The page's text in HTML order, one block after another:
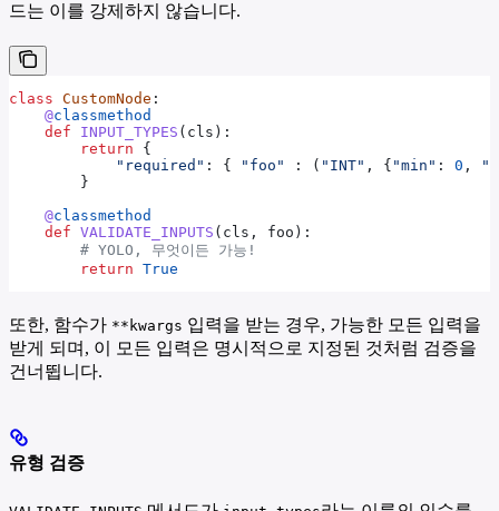
드는 이를 강제하지 않습니다.
class CustomNode :
    @
classmethod
    def
INPUT_TYPES ( cls ):
        return
{
            "required"
: { "foo" : ( "INT" , { "min" : 0 ,
        }
    @
classmethod
    def
VALIDATE_INPUTS ( cls , foo ):
        # YOLO, 무엇이든 가능!
        return
True
또한, 함수가 **kwargs 입력을 받는 경우, 가능한 모든 입력을
받게 되며, 이 모든 입력은 명시적으로 지정된 것처럼 검증을
건너뜁니다.
유형 검증